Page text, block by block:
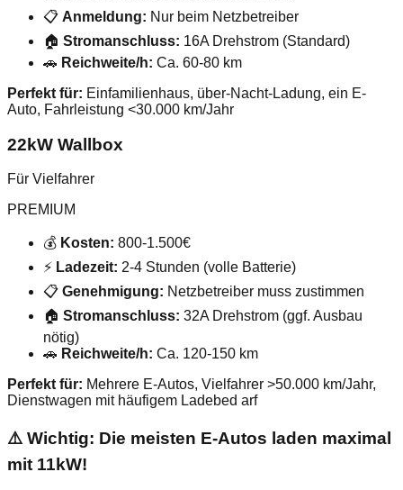
📋 Anmeldung: Nur beim Netzbetreiber
🏠 Stromanschluss: 16A Drehstrom (Standard)
🚗 Reichweite/h: Ca. 60-80 km
Perfekt für: Einfamilienhaus, über-Nacht-Ladung, ein E-
Auto, Fahrleistung <30.000 km/Jahr
22kW Wallbox
Für Vielfahrer
PREMIUM
💰 Kosten: 800-1.500€
⚡ Ladezeit: 2-4 Stunden (volle Batterie)
📋 Genehmigung: Netzbetreiber muss zustimmen
🏠 Stromanschluss: 32A Drehstrom (ggf. Ausbau
nötig)
🚗 Reichweite/h: Ca. 120-150 km
Perfekt für: Mehrere E-Autos, Vielfahrer >50.000 km/Jahr,
Dienstwagen mit häufigem Ladebed arf
⚠️ Wichtig: Die meisten E-Autos laden maximal
mit 11kW!